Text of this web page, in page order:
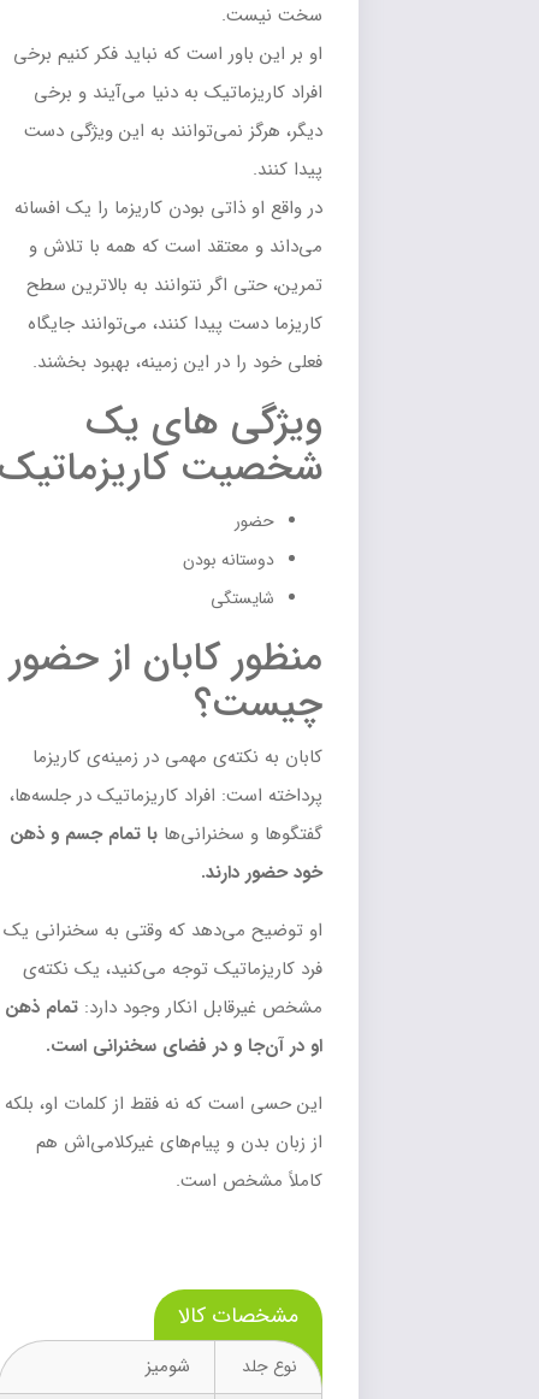
سخت نیست.
او بر این باور است که نباید فکر کنیم برخی
افراد کاریزماتیک به دنیا می‌آیند و برخی
دیگر، هرگز نمی‌توانند به این ویژگی دست
پیدا کنند.
در واقع او ذاتی بودن کاریزما را یک افسانه
می‌داند و معتقد است که همه با تلاش و
تمرین، حتی اگر نتوانند به بالاترین سطح
کاریزما دست پیدا کنند، می‌توانند جایگاه
فعلی خود را در این زمینه، بهبود بخشند.
ویژگی های یک
شخصیت کاریزماتیک
حضور
دوستانه بودن
شایستگی
منظور کابان از حضور
چیست؟
کابان به نکته‌ی مهمی در زمینه‌ی کاریزما
پرداخته است: افراد کاریزماتیک در جلسه‌ها،
گفتگوها و سخنرانی‌هابا تمام جسم و ذهن
حضور دارند.
او توضیح می‌دهد که وقتی به سخنرانی یک
فرد کاریزماتیک توجه می‌کنید، یک نکته‌ی
مشخص غیرقابل انکار وجود دارد:تمام ذهن
او در آن‌جا و در فضای سخنرانی است.
این حسی است که نه فقط از کلمات او، بلکه
از زبان بدن و پیام‌های غیرکلامی‌اش هم
کاملاً مشخص است.
مشخصات کالا
نوع جلد شومیز